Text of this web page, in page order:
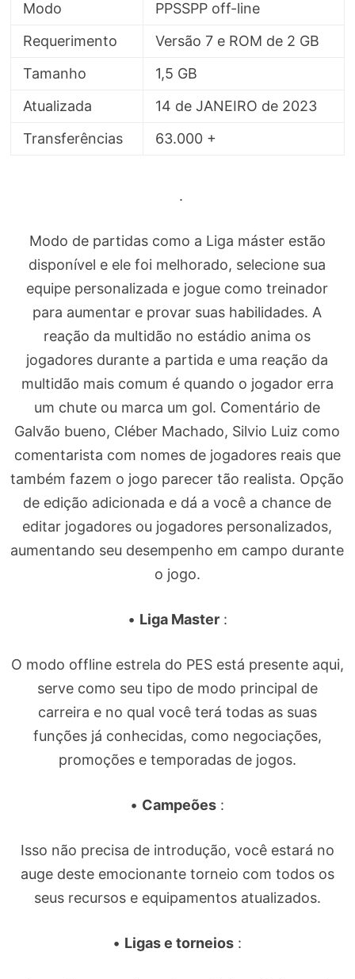
Modo
PPSSPP off-line
Requerimento
Versão 7 e ROM de 2 GB
Tamanho
1,5 GB
Atualizada
14 de JANEIRO de 2023
Transferências
63.000 +
.
Modo de partidas como a Liga máster estão
disponível e ele foi melhorado, selecione sua
equipe personalizada e jogue como treinador
para aumentar e provar suas habilidades. A
reação da multidão no estádio anima os
jogadores durante a partida e uma reação da
multidão mais comum é quando o jogador erra
um chute ou marca um gol. Comentário de
Galvão bueno, Cléber Machado, Silvio Luiz como
comentarista com nomes de jogadores reais que
também fazem o jogo parecer tão realista. Opção
de edição adicionada e dá a você a chance de
editar jogadores ou jogadores personalizados,
aumentando seu desempenho em campo durante
o jogo.
• Liga Master:
O modo offline estrela do PES está presente aqui,
serve como seu tipo de modo principal de
carreira e no qual você terá todas as suas
funções já conhecidas, como negociações,
promoções e temporadas de jogos.
• Campeões :
Isso não precisa de introdução, você estará no
auge deste emocionante torneio com todos os
seus recursos e equipamentos atualizados.
• Ligas e torneios :